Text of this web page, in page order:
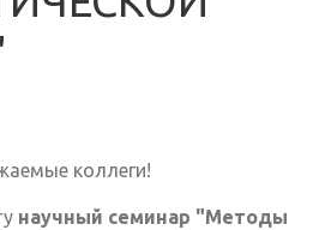
коллеги!
научный семинар "Методы